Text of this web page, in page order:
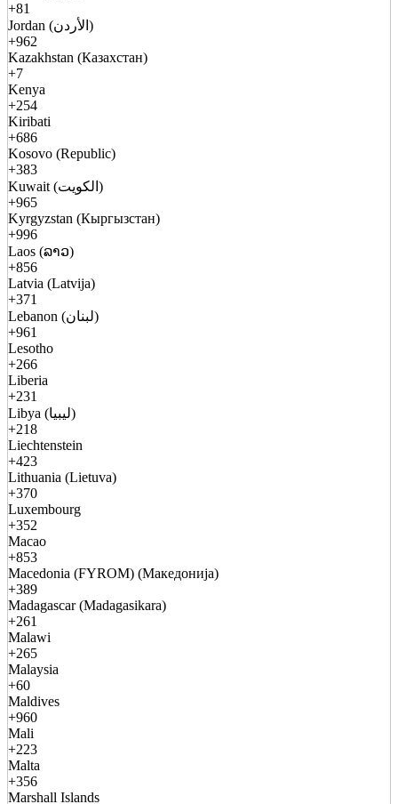
+81
Jordan (الأردن)
+962
Kazakhstan (Казахстан)
+7
Kenya
+254
Kiribati
+686
Kosovo (Republic)
+383
Kuwait (الكويت)
+965
Kyrgyzstan (Кыргызстан)
+996
Laos (ລາວ)
+856
Latvia (Latvija)
+371
Lebanon (لبنان)
+961
Lesotho
+266
Liberia
+231
Libya (ليبيا)
+218
Liechtenstein
+423
Lithuania (Lietuva)
+370
Luxembourg
+352
Macao
+853
Macedonia (FYROM) (Македонија)
+389
Madagascar (Madagasikara)
+261
Malawi
+265
Malaysia
+60
Maldives
+960
Mali
+223
Malta
+356
Marshall Islands